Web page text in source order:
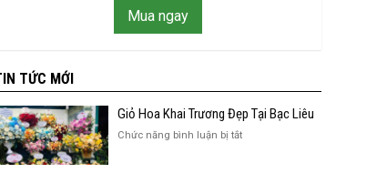
Mua ngay
TỨC MỚI
Giỏ Hoa Khai Trương Đẹp Tại Bạc Liêu
Chức năng bình luận bị tắtở